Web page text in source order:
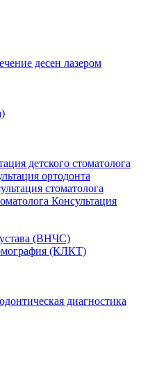
десен лазером
детского стоматолога
ортодонта
стоматолога
Консультация
(ВНЧС)
(КЛКТ)
диагностика